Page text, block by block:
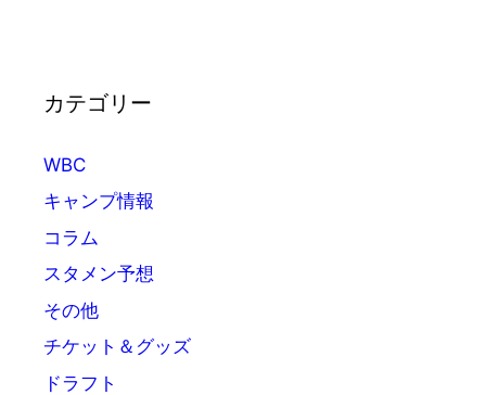
カテゴリー
WBC
キャンプ情報
コラム
スタメン予想
その他
チケット＆グッズ
ドラフト